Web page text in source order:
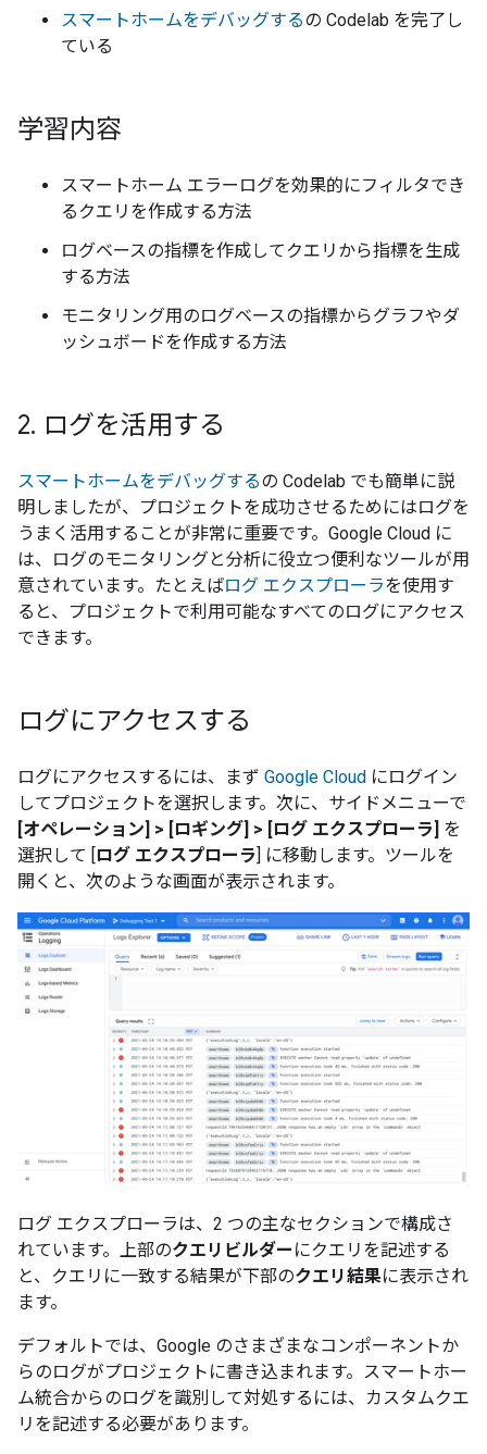
スマートホームをデバッグするの Codelab を完了し
ている
学習内容
スマートホーム エラーログを効果的にフィルタでき
るクエリを作成する方法
ログベースの指標を作成してクエリから指標を生成
する方法
モニタリング用のログベースの指標からグラフやダ
ッシュボードを作成する方法
2. ログを活用する
スマートホームをデバッグするの Codelab でも簡単に説
明しましたが、プロジェクトを成功させるためにはログを
うまく活用することが非常に重要です。Google Cloud に
は、ログのモニタリングと分析に役立つ便利なツールが用
意されています。たとえばログ エクスプローラを使用す
ると、プロジェクトで利用可能なすべてのログにアクセス
できます。
ログにアクセスする
ログにアクセスするには、まず Google Cloud にログイン
してプロジェクトを選択します。次に、サイドメニューで
[オペレーション] > [ロギング] > [ログ エクスプローラ]
を
選択して [
ログ エクスプローラ
] に移動します。ツールを
開くと、次のような画面が表示されます。
ログ エクスプローラは、2 つの主なセクションで構成さ
れています。上部のクエリビルダー にクエリを記述する
と、クエリに一致する結果が下部のクエリ結果に表示され
ます。
デフォルトでは、Google のさまざまなコンポーネントか
らのログがプロジェクトに書き込まれます。スマートホー
ム統合からのログを識別して対処するには、カスタムクエ
リを記述する必要があります。